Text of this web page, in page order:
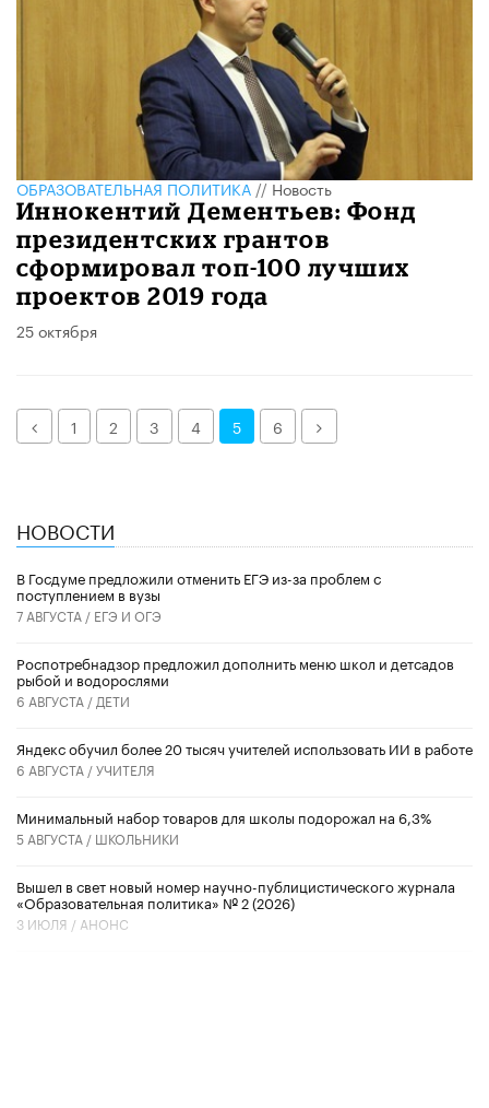
ОБРАЗОВАТЕЛЬНАЯ ПОЛИТИКА//Новость
Иннокентий Дементьев: Фонд
президентских грантов
сформировал топ-100 лучших
проектов 2019 года
25 октября
Назад1 2 3 4 5 6 Далее
НОВОСТИ
В Госдуме предложили отменить ЕГЭ из-за проблем с
поступлением в вузы
7 АВГУСТА / ЕГЭ И ОГЭ
Роспотребнадзор предложил дополнить меню школ и детсадов
рыбой и водорослями
6 АВГУСТА / ДЕТИ
​Яндекс обучил более 20 тысяч учителей использовать ИИ в работе
6 АВГУСТА /УЧИТЕЛЯ
Минимальный набор товаров для школы подорожал на 6,3%
5 АВГУСТА / ШКОЛЬНИКИ
Вышел в свет новый номер научно-публицистического журнала
«Образовательная политика» № 2 (2026)
3 ИЮЛЯ / АНОНС